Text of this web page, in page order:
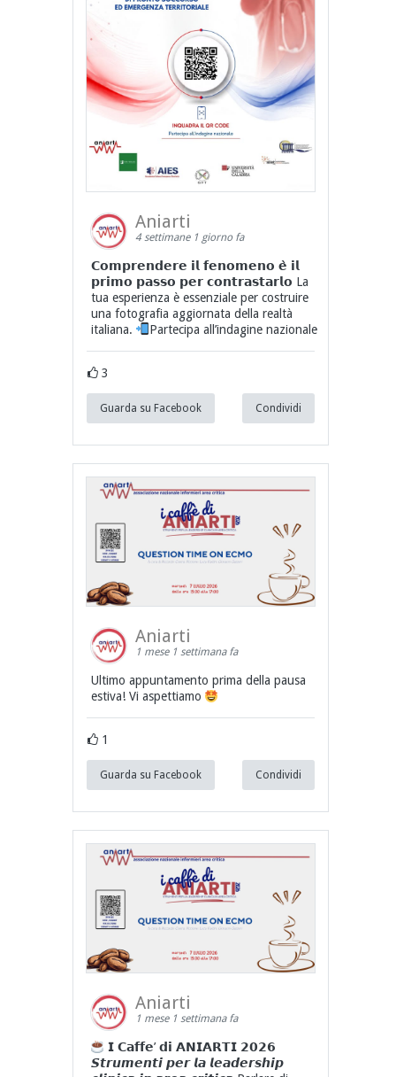
Aniarti
4 settimane 1 giorno fa
𝗖𝗼𝗺𝗽𝗿𝗲𝗻𝗱𝗲𝗿𝗲 𝗶𝗹 𝗳𝗲𝗻𝗼𝗺𝗲𝗻𝗼 𝗲̀ 𝗶𝗹
𝗽𝗿𝗶𝗺𝗼 𝗽𝗮𝘀𝘀𝗼 𝗽𝗲𝗿 𝗰𝗼𝗻𝘁𝗿𝗮𝘀𝘁𝗮𝗿𝗹𝗼 La
tua esperienza è essenziale per costruire
una fotografia aggiornata della realtà
italiana.
Partecipa all’indagine nazionale
3
Guarda su Facebook Condividi
Aniarti
1 mese 1 settimana fa
Ultimo appuntamento prima della pausa
estiva! Vi aspettiamo
1
Guarda su Facebook Condividi
Aniarti
1 mese 1 settimana fa
𝗜 𝗖𝗮𝗳𝗳𝗲’ 𝗱𝗶 𝗔𝗡𝗜𝗔𝗥𝗧𝗜 𝟮𝟬𝟮𝟲
𝙎𝙩𝙧𝙪𝙢𝙚𝙣𝙩𝙞 𝙥𝙚𝙧 𝙡𝙖 𝙡𝙚𝙖𝙙𝙚𝙧𝙨𝙝𝙞𝙥